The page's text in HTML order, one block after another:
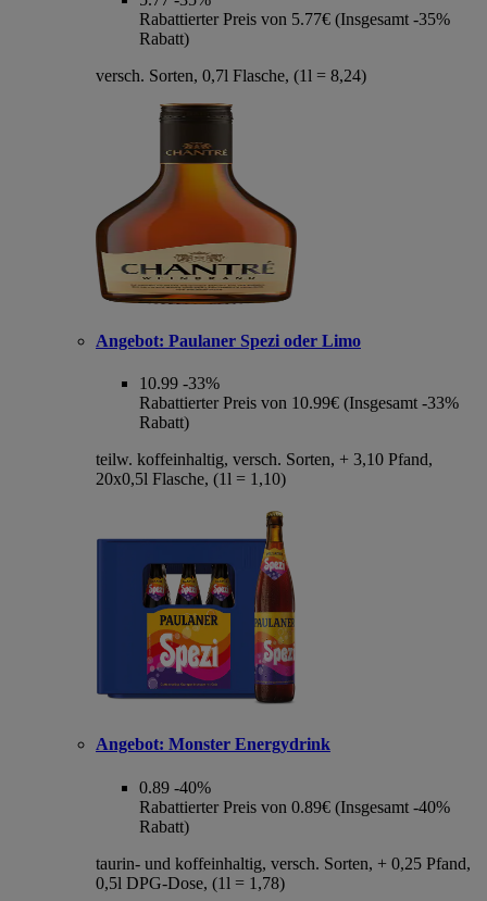
Rabattierter Preis von 5.77€ (Insgesamt -35%
Rabatt)
versch. Sorten, 0,7l Flasche, (1l = 8,24)
Angebot: Paulaner Spezi oder Limo
10.99 -33%
Rabattierter Preis von 10.99€ (Insgesamt -33%
Rabatt)
teilw. koffeinhaltig, versch. Sorten, + 3,10 Pfand,
20x0,5l Flasche, (1l = 1,10)
Angebot: Monster Energydrink
0.89 -40%
Rabattierter Preis von 0.89€ (Insgesamt -40%
Rabatt)
taurin- und koffeinhaltig, versch. Sorten, + 0,25 Pfand,
0,5l DPG-Dose, (1l = 1,78)